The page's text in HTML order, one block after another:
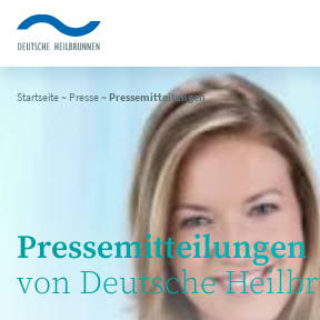
Startseite~ Presse~Pressemitteilungen
Pressemitteilungen
von Deutsche